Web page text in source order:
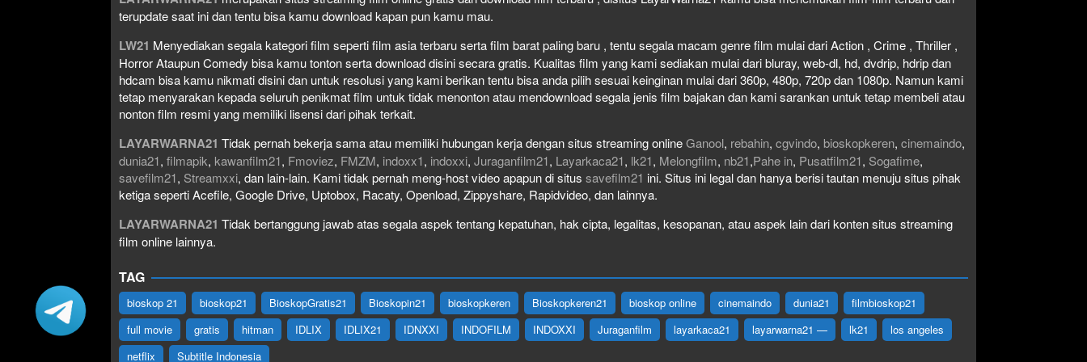
terupdate saat ini dan tentu bisa kamu download kapan pun kamu mau.
LW21 Menyediakan segala kategori film seperti film asia terbaru serta film barat paling baru , tentu segala macam genre film mulai dari Action , Crime , Thriller ,
Horror Ataupun Comedy bisa kamu tonton serta download disini secara gratis. Kualitas film yang kami sediakan mulai dari bluray, web-dl, hd, dvdrip, hdrip dan
hdcam bisa kamu nikmati disini dan untuk resolusi yang kami berikan tentu bisa anda pilih sesuai keinginan mulai dari 360p, 480p, 720p dan 1080p. Namun kami
tetap menyarakan kepada seluruh penikmat film untuk tidak menonton atau mendownload segala jenis film bajakan dan kami sarankan untuk tetap membeli atau
nonton film resmi yang memiliki lisensi dari pihak terkait.
LAYARWARNA21 Tidak pernah bekerja sama atau memiliki hubungan kerja dengan situs streaming onlineGanool, rebahin, cgvindo, bioskopkeren, cinemaindo,
dunia21, filmapik, kawanfilm21, Fmoviez, FMZM, indoxx1, indoxxi, Juraganfilm21, Layarkaca21, lk21, Melongfilm, nb21,Pahe in, Pusatfilm21, Sogafime,
savefilm21, Streamxxi, dan lain-lain. Kami tidak pernah meng-host video apapun di situs savefilm21 ini. Situs ini legal dan hanya berisi tautan menuju situs pihak
ketiga seperti Acefile, Google Drive, Uptobox, Racaty, Openload, Zippyshare, Rapidvideo, dan lainnya.
LAYARWARNA21 Tidak bertanggung jawab atas segala aspek tentang kepatuhan, hak cipta, legalitas, kesopanan, atau aspek lain dari konten situs streaming
film online lainnya.
TAG
bioskop 21 bioskop21 BioskopGratis21 Bioskopin21 bioskopkeren Bioskopkeren21 bioskop online cinemaindo dunia21
filmbioskop21
full movie
gratis hitman IDLIX IDLIX21 IDNXXI INDOFILM INDOXXI Juraganfilm layarkaca21 layarwarna21 — lk21
los angeles
netflix
Subtitle Indonesia